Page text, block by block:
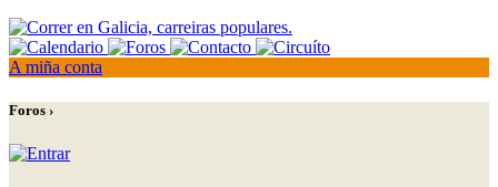
A miña conta
Foros ›